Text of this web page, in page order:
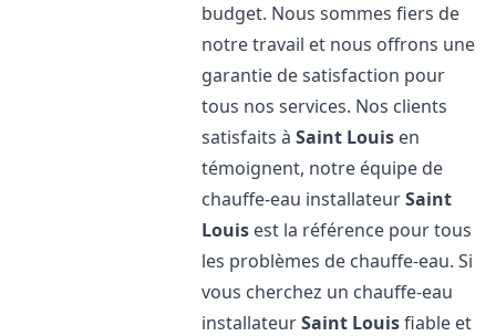
budget. Nous sommes fiers de
notre travail et nous offrons une
garantie de satisfaction pour
tous nos services. Nos clients
satisfaits àSaint Louis en
témoignent, notre équipe de
chauffe-eau installateurSaint
Louis est la référence pour tous
les problèmes de chauffe-eau. Si
vous cherchez un chauffe-eau
installateurSaint Louisfiable et